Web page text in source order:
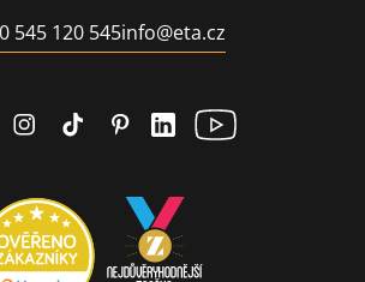
545 120 545info@eta.cz